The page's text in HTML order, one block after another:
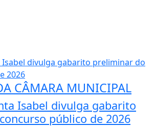
CÂMARA MUNICIPAL
Isabel divulga gabarito
público de 2026